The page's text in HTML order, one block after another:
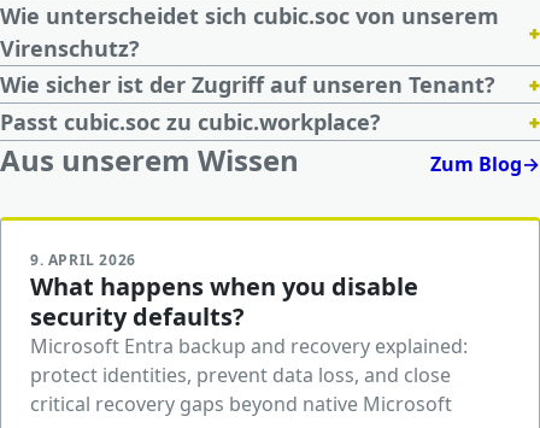
Wie unterscheidet sich cubic.soc von unserem
Virenschutz?
+
Wie sicher ist der Zugriff auf unseren Tenant? +
Passt cubic.soc zu cubic.workplace? +
Aus unserem Wissen Zum Blog→
9. APRIL 2026
What happens when you disable
security defaults?
Microsoft Entra backup and recovery explained:
protect identities, prevent data loss, and close
critical recovery gaps beyond native Microsoft